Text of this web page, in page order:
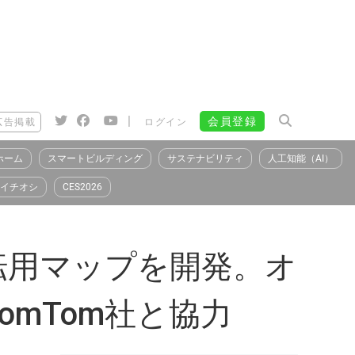
告掲載 | ログイン 会員登録
ーム スマートビルディング サステナビリティ 人工知能（AI）
イチオシ CES2026
マップを開発。オ
社と協力